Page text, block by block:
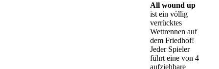
All wound up
ist ein völlig
verrücktes
Wettrennen auf
dem Friedhof!
Jeder Spieler
führt eine von 4
aufziehbare